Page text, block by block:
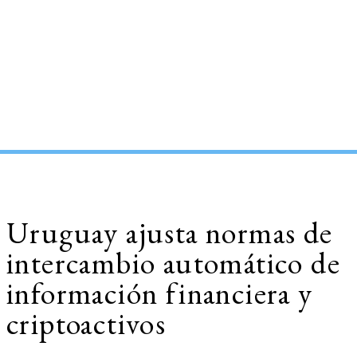
Uruguay ajusta normas de
intercambio automático de
información financiera y
criptoactivos